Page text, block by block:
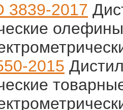
3839-2017
2015